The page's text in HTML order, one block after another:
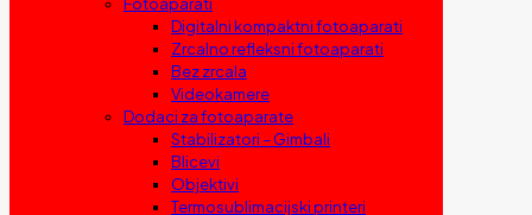
Digitalni kompaktni fotoaparati
Zrcalno refleksni fotoaparati
Bez zrcala
Videokamere
Dodaci za fotoaparate
Stabilizatori – Gimbali
Blicevi
Objektivi
Termosublimacijski printeri